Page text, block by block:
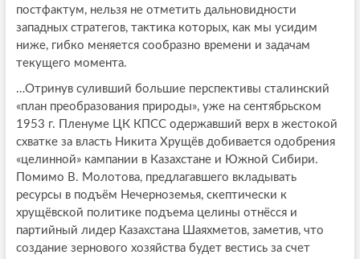
постфактум, нельзя не отметить дальновидности
западных стратегов, тактика которых, как мы усидим
ниже, гибко меняется сообразно времени и задачам
текущего момента.
…Отринув суливший большие перспективы сталинский
«план преобразования природы», уже на сентябрьском
1953 г. Пленуме ЦК КПСС одержавший верх в жестокой
схватке за власть Никита Хрущёв добивается одобрения
«целинной» кампании в Казахстане и Южной Сибири.
Помимо В. Молотова, предлагавшего вкладывать
ресурсы в подъём Нечерноземья, скептически к
хрущёвской политике подъема целины отнёсся и
партийный лидер Казахстана Шаяхметов, заметив, что
создание зернового хозяйства будет вестись за счет